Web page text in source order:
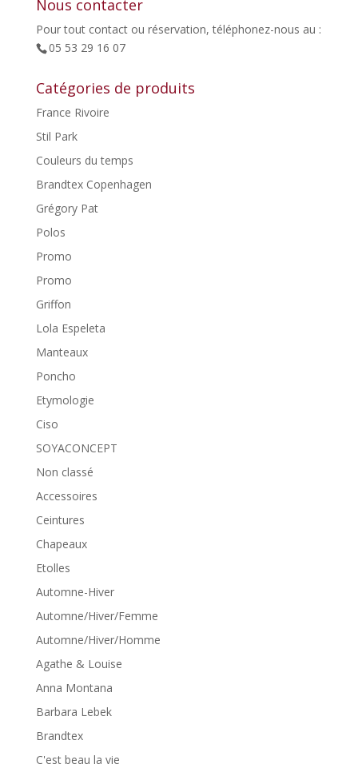
Nous contacter
Pour tout contact ou réservation, téléphonez-nous au :
05 53 29 16 07
Catégories de produits
France Rivoire
Stil Park
Couleurs du temps
Brandtex Copenhagen
Grégory Pat
Polos
Promo
Promo
Griffon
Lola Espeleta
Manteaux
Poncho
Etymologie
Ciso
SOYACONCEPT
Non classé
Accessoires
Ceintures
Chapeaux
Etolles
Automne-Hiver
Automne/Hiver/Femme
Automne/Hiver/Homme
Agathe & Louise
Anna Montana
Barbara Lebek
Brandtex
C'est beau la vie